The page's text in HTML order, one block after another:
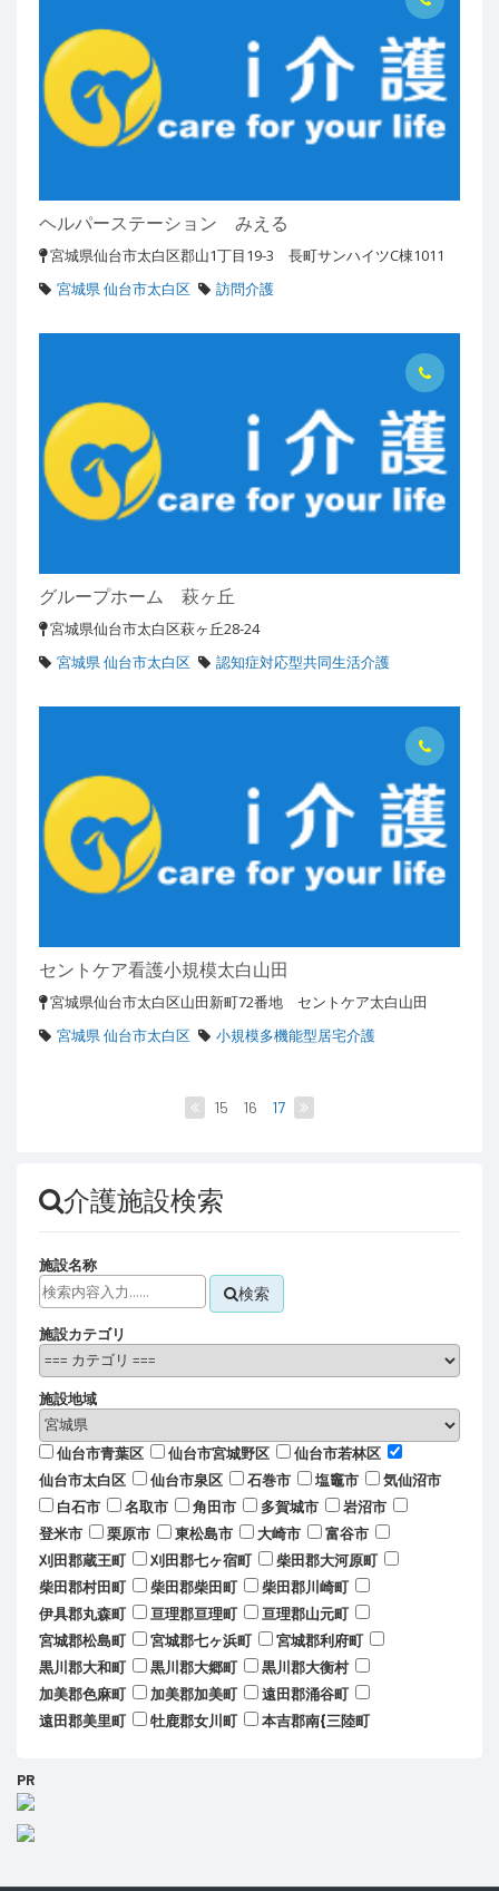
ヘルパーステーション みえる
宮城県仙台市太白区郡山1丁目19-3 長町サンハイツC棟1011
宮城県 仙台市太白区
訪問介護
グループホーム 萩ヶ丘
宮城県仙台市太白区萩ヶ丘28-24
宮城県 仙台市太白区
認知症対応型共同生活介護
セントケア看護小規模太白山田
宮城県仙台市太白区山田新町72番地 セントケア太白山田
宮城県 仙台市太白区
小規模多機能型居宅介護
15 16 17
介護施設検索
施設名称
検索
施設カテゴリ
施設地域
仙台市青葉区 仙台市宮城野区
仙台市若林区
仙台市太白区
仙台市泉区 石巻市 塩竈市
気仙沼市
白石市
名取市 角田市 多賀城市
岩沼市
登米市
栗原市 東松島市 大崎市
富谷市
刈田郡蔵王町
刈田郡七ヶ宿町
柴田郡大河原町
柴田郡村田町
柴田郡柴田町
柴田郡川崎町
伊具郡丸森町
亘理郡亘理町
亘理郡山元町
宮城郡松島町
宮城郡七ヶ浜町
宮城郡利府町
黒川郡大和町
黒川郡大郷町
黒川郡大衡村
加美郡色麻町
加美郡加美町
遠田郡涌谷町
遠田郡美里町
牡鹿郡女川町 本吉郡南{三陸町
PR